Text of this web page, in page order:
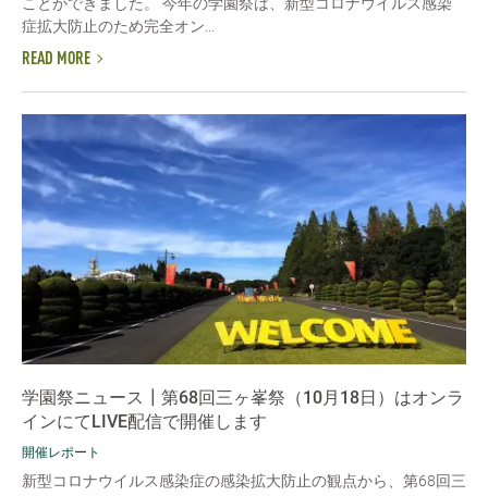
ことができました。 今年の学園祭は、新型コロナウイルス感染
症拡大防止のため完全オン...
READ MORE
学園祭ニュース┃第68回三ヶ峯祭（10月18日）はオンラ
インにてLIVE配信で開催します
開催レポート
新型コロナウイルス感染症の感染拡大防止の観点から、第68回三